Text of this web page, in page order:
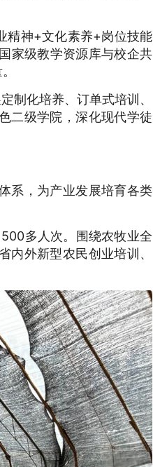
精神+文化素养+岗位技能
家级教学资源库与校企共
制化培养、订单式培训、
二级学院，深化现代学徒
系，为产业发展培育各类
多人次。围绕农牧业全
内外新型农民创业培训、